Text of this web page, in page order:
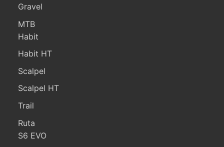
Gravel
MTB
Habit
Habit HT
Scalpel
Scalpel HT
Trail
Ruta
S6 EVO